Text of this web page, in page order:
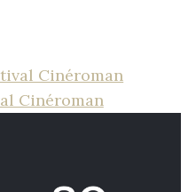
Cinéroman
Cinéroman